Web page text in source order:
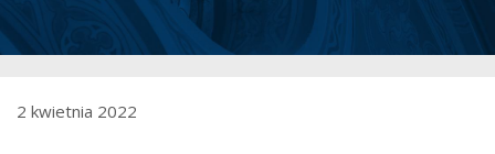
2 kwietnia 2022